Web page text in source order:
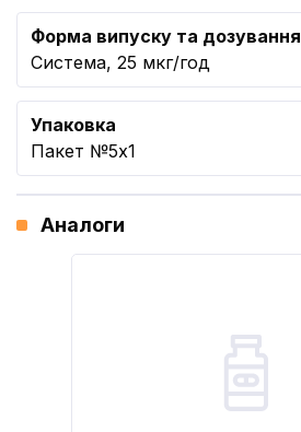
Форма випуску та дозування
Система, 25 мкг/год
Упаковка
Пакет №5x1
Аналоги